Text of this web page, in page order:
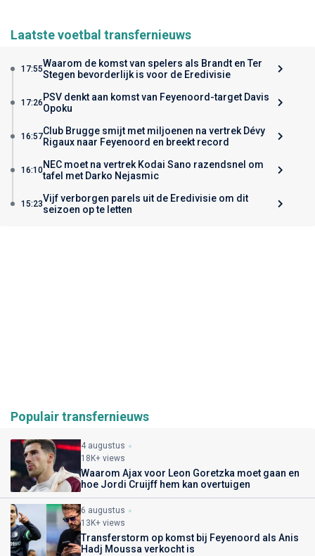
Laatste voetbal transfernieuws
17:55Waarom de komst van spelers als Brandt en Ter
Stegen bevorderlijk is voor de Eredivisie
17:26 PSV denkt aan komst van Feyenoord-target Davis
Opoku
16:57Club Brugge smijt met miljoenen na vertrek Dévy
Rigaux naar Feyenoord en breekt record
16:10NEC moet na vertrek Kodai Sano razendsnel om
tafel met Darko Nejasmic
15:23Vijf verborgen parels uit de Eredivisie om dit
seizoen op te letten
Populair transfernieuws
4 augustus
18K+ views
Waarom Ajax voor Leon Goretzka moet gaan en
hoe Jordi Cruijff hem kan overtuigen
6 augustus
13K+ views
Transferstorm op komst bij Feyenoord als Anis
Hadj Moussa verkocht is